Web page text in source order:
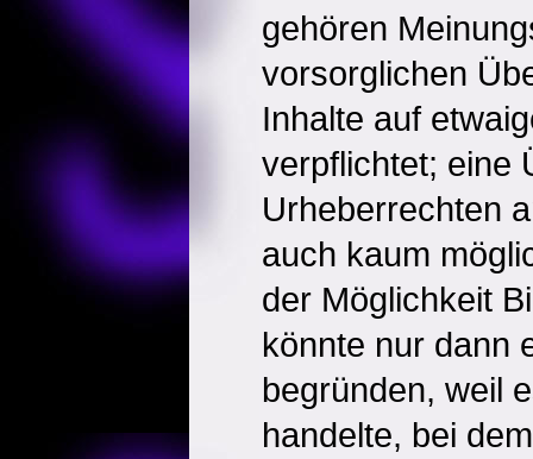
gehören
vorsorglichen
Inhalte auf
verpflichtet; eine
Urheberrechten
auch kaum
der Möglichkeit
könnte nur dann
begründen, weil
handelte, bei